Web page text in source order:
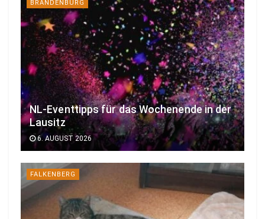
BRANDENBURG
NL-Eventtipps für das Wochenende in der
Lausitz
6. AUGUST 2026
FALKENBERG